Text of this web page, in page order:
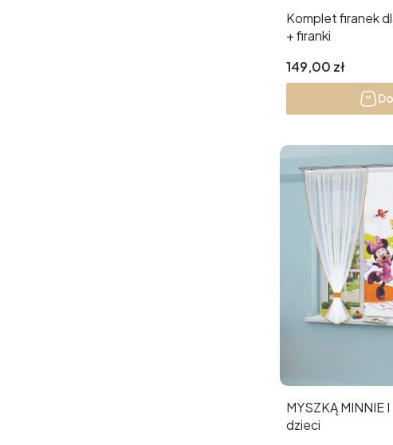
Komplet firanek
+ firanki
Cena
149,00 zł
MYSZKĄ MINNIE I DAISY firanka dla
dzieci